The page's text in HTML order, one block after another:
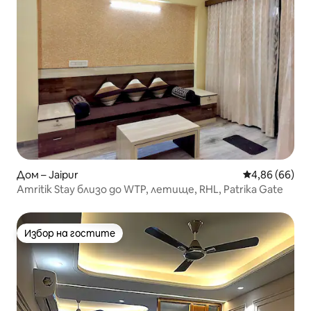
Дом – Jaipur Средна
4,86 (66)
Amritik Stay близо до WTP, летище, RHL, Patrika Gate
Избор на гостите
Избор на гостите